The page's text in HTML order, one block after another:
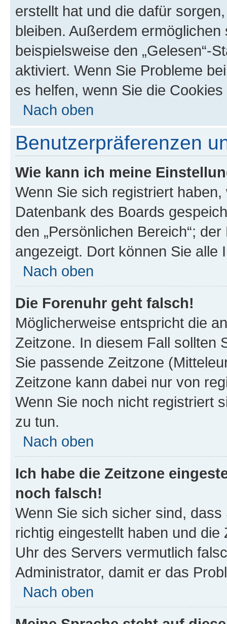
erstellt hat und die dafür
bleiben. Außerdem
beispielsweise den „Gelesen“-
aktiviert. Wenn Sie Probleme
es helfen, wenn Sie die
Nach oben
Benutzerpräferenzen
Wie kann ich meine
Wenn Sie sich registriert
Datenbank des Boards
den „Persönlichen Bereich“;
angezeigt. Dort können Sie alle
Nach oben
Die Forenuhr geht falsch!
Möglicherweise entspricht die
Zeitzone. In diesem Fall sollten
Sie passende Zeitzone
Zeitzone kann dabei nur von
Wenn Sie noch nicht registriert
zu tun.
Nach oben
Ich habe die Zeitzone
noch falsch!
Wenn Sie sich sicher sind,
richtig eingestellt haben und
Uhr des Servers vermutlich
Administrator, damit er das
Nach oben